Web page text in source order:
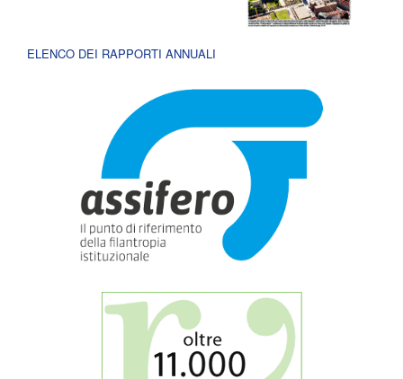
ELENCO DEI RAPPORTI ANNUALI